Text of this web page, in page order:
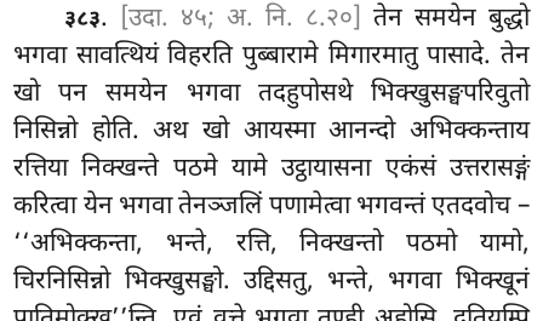
३८३. [उदा. ४५; अ. नि. ८.२०] तेन समयेन बुद्धो
भगवा सावत्थियं विहरति पुब्बारामे मिगारमातु पासादे. तेन
खो पन समयेन भगवा तदहुपोसथे भिक्खुसङ्घपरिवुतो
निसिन्नो होति. अथ खो आयस्मा आनन्दो अभिक्कन्ताय
रत्तिया निक्खन्ते पठमे यामे उट्ठायासना एकंसं उत्तरासङ्गं
करित्वा येन भगवा तेनञ्जलिं पणामेत्वा भगवन्तं एतदवोच –
‘‘अभिक्कन्ता, भन्ते, रत्ति, निक्खन्तो पठमो यामो,
चिरनिसिन्नो भिक्खुसङ्घो. उद्दिसतु, भन्ते, भगवा भिक्खूनं